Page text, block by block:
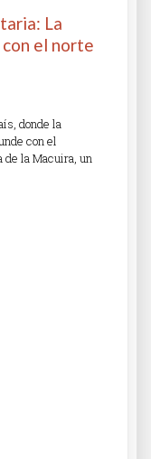
La
el norte
donde la
con el
de la Macuira, un